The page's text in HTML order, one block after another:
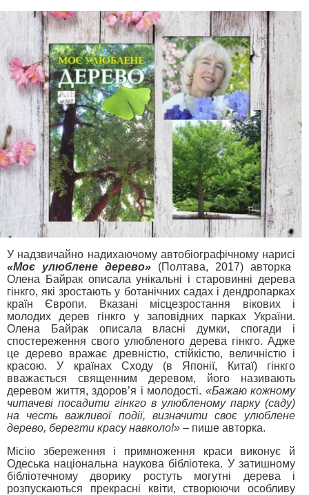
У надзвичайно надихаючому автобіографічному нарисі
«Моє улюблене дерево» (Полтава, 2017) авторка
Олена Байрак описала унікальні і старовинні дерева
гінкго, які зростають у ботанічних садах і дендропарках
країн Європи. Вказані місцезростання вікових і
молодих дерев гінкго у заповідних парках України.
Олена Байрак описала власні думки, спогади і
спостереження свого улюбленого дерева гінкго. Адже
це дерево вражає древністю, стійкістю, величністю і
красою. У країнах Сходу (в Японії, Китаї) гінкго
вважається священним деревом, його називають
деревом життя, здоров’я і молодості. «Бажаю кожному
читачеві посадити гінкго в улюбленому парку (саду)
на честь важливої події, визначити своє улюблене
дерево, берегти красу навколо!» – пише авторка.
Місію збереження і примноження краси виконує й
Одеська національна наукова бібліотека. У затишному
бібліотечному дворику ростуть могутні дерева і
розпускаються прекрасні квіти, створюючи особливу